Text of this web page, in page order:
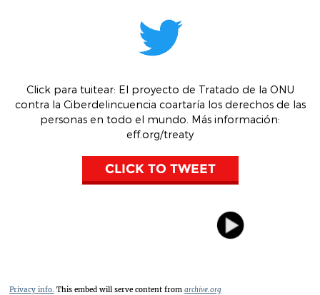
Click para tuitear: El proyecto de Tratado de la ONU
contra la Ciberdelincuencia coartaría los derechos de las
personas en todo el mundo. Más información:
eff.org/treaty
CLICK TO TWEET
Privacy info. This embed will serve content from archive.org